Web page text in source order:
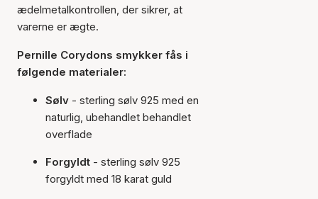
ædelmetalkontrollen, der sikrer, at
varerne er ægte.
Pernille Corydons smykker fås i
følgende materialer:
Sølv - sterling sølv 925 med en
naturlig, ubehandlet behandlet
overflade
Forgyldt - sterling sølv 925
forgyldt med 18 karat guld